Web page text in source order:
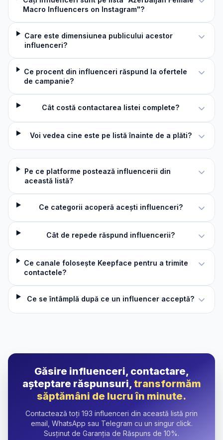
Macro Influencers on Instagram"?
Care este dimensiunea publicului acestor
influenceri?
Ce procent din influenceri răspund la ofertele
de campanie?
Cât costă contactarea listei complete?
Voi vedea cine este pe listă înainte de a plăti?
Pe ce platforme postează influencerii din
această listă?
Ce categorii acoperă acești influenceri?
Cât de repede răspund influencerii?
Ce canale folosește Keepface pentru a trimite
contactele?
Ce se întâmplă după ce un influencer acceptă?
Găsire influenceri, contactare,
așteptare răspunsuri,transformăm
săptămâni de lucru în minute.
Contactează toți 193 influenceri din această listă prin
email, WhatsApp sau Telegram cu un singur click.
Susținut de Garanția de Răspuns de 10%.